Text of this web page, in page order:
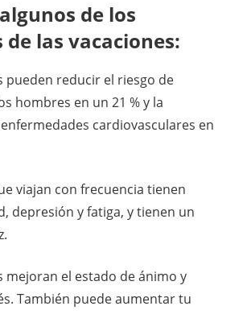
N
o
t
s
e
t
de los
las vacaciones:
pueden reducir el riesgo de
hombres en un 21 % y la
cardiovasculares en
viajan con frecuencia tienen
depresión y fatiga, y tienen un
mejoran el estado de ánimo y
También puede aumentar tu